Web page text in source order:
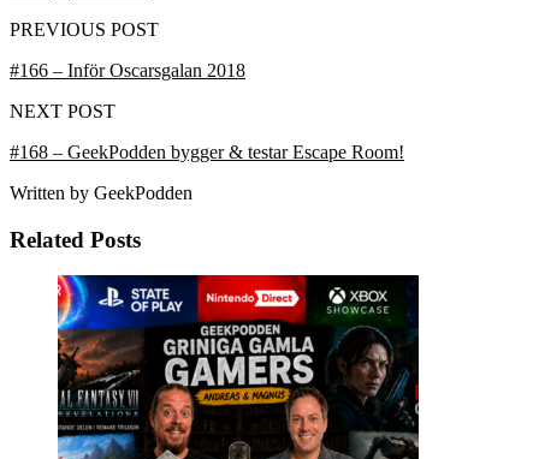
PREVIOUS POST
#166 – Inför Oscarsgalan 2018
NEXT POST
#168 – GeekPodden bygger & testar Escape Room!
Written by GeekPodden
Related Posts